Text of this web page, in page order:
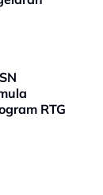
RTG